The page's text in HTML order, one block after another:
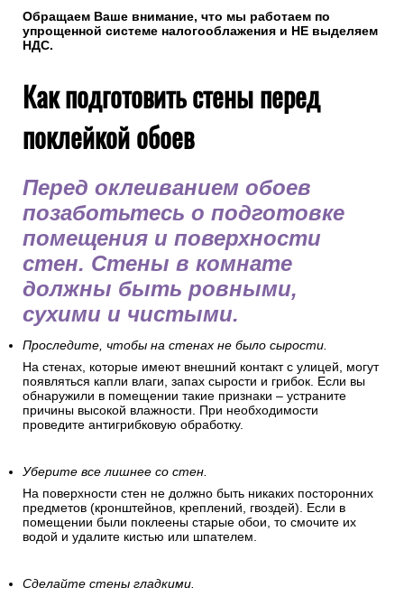
Обращаем Ваше внимание, что мы работаем по
упрощенной системе налогооблажения и НЕ выделяем
НДС.
Как подготовить стены перед
поклейкой обоев
Перед оклеиванием обоев
позаботьтесь о подготовке
помещения и поверхности
стен. Стены в комнате
должны быть ровными,
сухими и чистыми.
Проследите, чтобы на стенах не было сырости.
На стенах, которые имеют внешний контакт с улицей, могут
появляться капли влаги, запах сырости и грибок. Если вы
обнаружили в помещении такие признаки – устраните
причины высокой влажности. При необходимости
проведите антигрибковую обработку.
Уберите все лишнее со стен.
На поверхности стен не должно быть никаких посторонних
предметов (кронштейнов, креплений, гвоздей). Если в
помещении были поклеены старые обои, то смочите их
водой и удалите кистью или шпателем.
Сделайте стены гладкими.